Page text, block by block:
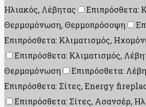
Ηλιακός, Λέβητας
Επιπρόσθετα:
Θερμομόνωση, Θερμοπρόσοψη
Επιπρόσθετα: Κλιματισμός,
Επιπρόσθετα: Κλιματισμός,
Θερμομόνωση
Επιπρόσθετα:
Επιπρόσθετα: Σίτες, Energy
Επιπρόσθετα: Σίτες, Ασανσέρ,